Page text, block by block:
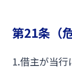
第21条（
1.借主が当